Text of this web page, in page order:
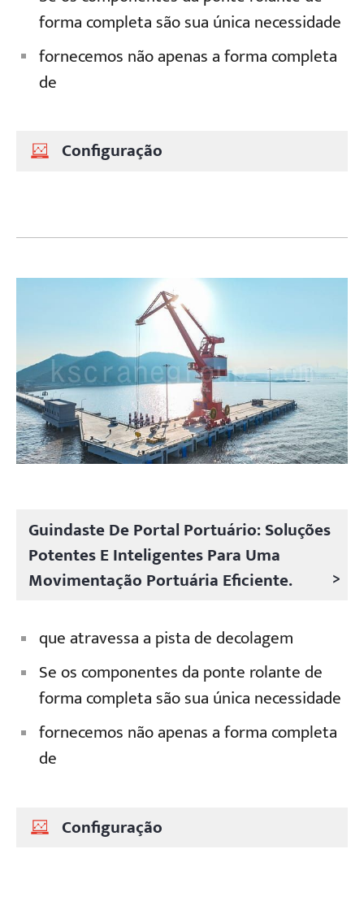
forma completa são sua única necessidade
fornecemos não apenas a forma completa
de
Configuração
Guindaste De Portal Portuário: Soluções
Potentes E Inteligentes Para Uma
Movimentação Portuária Eficiente.
>
que atravessa a pista de decolagem
Se os componentes da ponte rolante de
forma completa são sua única necessidade
fornecemos não apenas a forma completa
de
Configuração